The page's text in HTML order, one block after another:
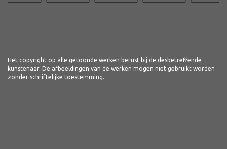
Het copyright op alle getoonde werken berust bij de desbetreffende
kunstenaar. De afbeeldingen van de werken mogen niet gebruikt worden
zonder schriftelijke toestemming.